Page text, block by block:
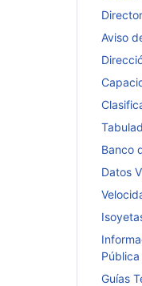
Aviso
Banco
Datos
Guías